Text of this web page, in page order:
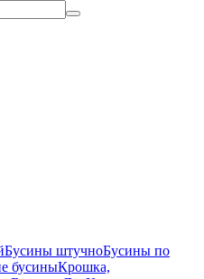
Бусины штучноБусины по
бусиныКрошка,